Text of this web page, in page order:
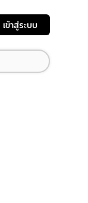
เข้าสู่ระบบ